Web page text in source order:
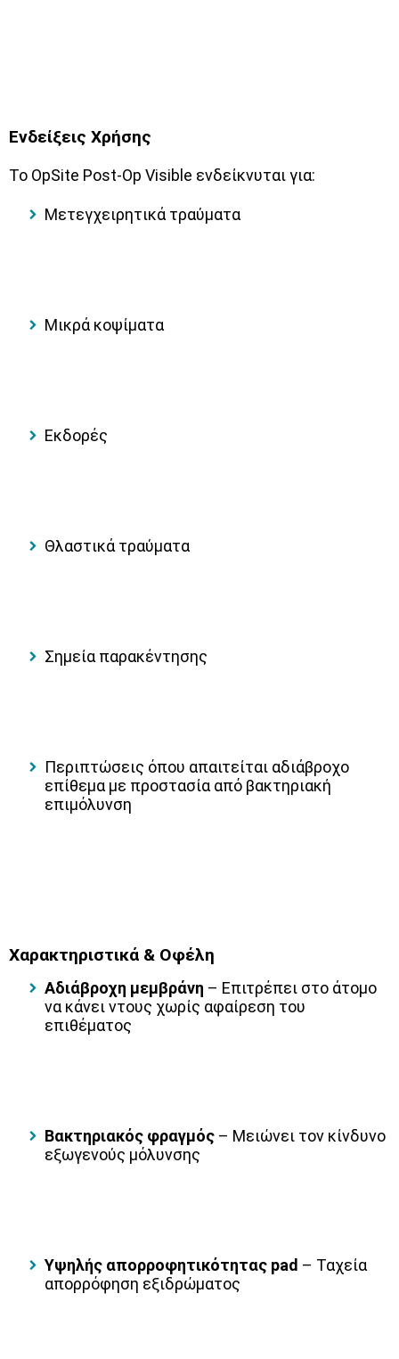
Ενδείξεις Χρήσης
Το OpSite Post-Op Visible ενδείκνυται για:
Μετεγχειρητικά τραύματα
Μικρά κοψίματα
Εκδορές
Θλαστικά τραύματα
Σημεία παρακέντησης
Περιπτώσεις όπου απαιτείται αδιάβροχο
επίθεμα με προστασία από βακτηριακή
επιμόλυνση
Χαρακτηριστικά & Οφέλη
Αδιάβροχη μεμβράνη – Επιτρέπει στο άτομο
να κάνει ντους χωρίς αφαίρεση του
επιθέματος
Βακτηριακός φραγμός – Μειώνει τον κίνδυνο
εξωγενούς μόλυνσης
Υψηλής απορροφητικότητας pad – Ταχεία
απορρόφηση εξιδρώματος